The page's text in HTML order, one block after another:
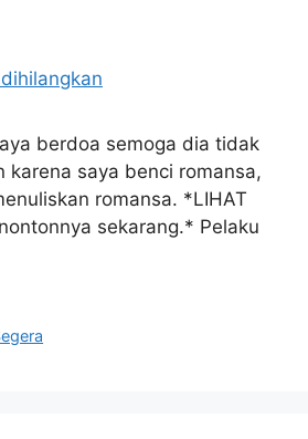
berdoa semoga dia tidak
saya benci romansa,
romansa. *LIHAT
sekarang.* Pelaku